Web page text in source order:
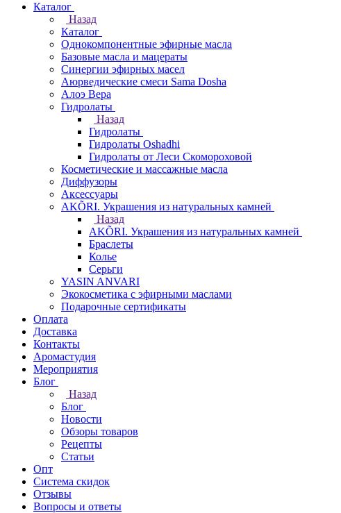
Каталог
Назад
Каталог
Однокомпонентные эфирные масла
Базовые масла и мацераты
Синергии эфирных масел
Аюрведические смеси Sama Dosha
Алоэ Вера
Гидролаты
Назад
Гидролаты
Гидролаты Oshadhi
Гидролаты от Леси Скомороховой
Косметические и массажные масла
Диффузоры
Аксессуары
AKÕRI. Украшения из натуральных камней
Назад
AKÕRI. Украшения из натуральных камней
Браслеты
Колье
Серьги
YASIN ANVARI
Экокосметика с эфирными маслами
Подарочные сертификаты
Оплата
Доставка
Контакты
Аромастудия
Мероприятия
Блог
Назад
Блог
Новости
Обзоры товаров
Рецепты
Статьи
Опт
Система скидок
Отзывы
Вопросы и ответы